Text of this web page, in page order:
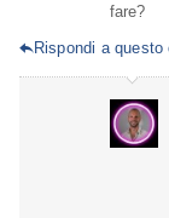
fare?
Rispondi a questo